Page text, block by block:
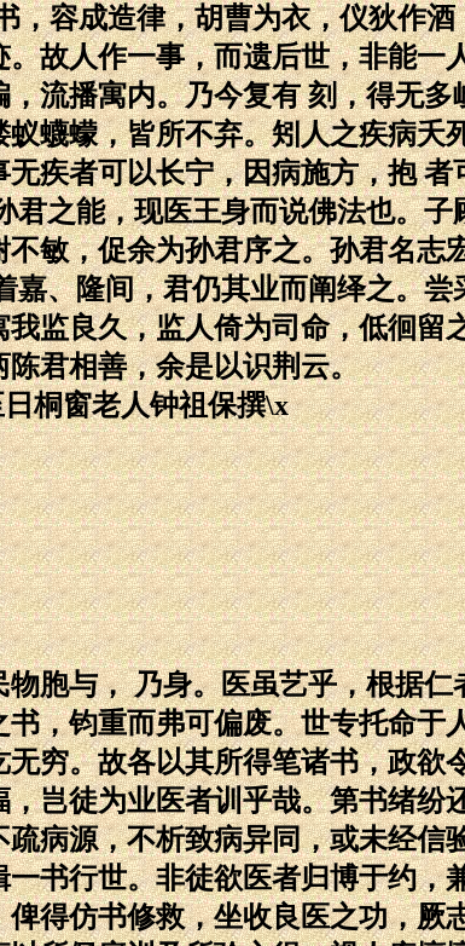
，容成造律，胡曹为衣，仪狄作
故人作一事，而遗后世，非能一
流播寓内。乃今复有 刻，得无
蠛蠓，皆所不弃。矧人之疾病夭
疾者可以长宁，因病施方，抱
君之能，现医王身而说佛法也。
不敏，促余为孙君序之。孙君名志
嘉、隆间，君仍其业而阐绎之。
我监良久，监人倚为司命，低徊留
陈君相善，余是以识荆云。
桐窗老人钟祖保撰\x
胞与， 乃身。医虽艺乎，根据
书，钧重而弗可偏废。世专托命
无穷。故各以其所得笔诸书，政欲
，岂徒为业医者训乎哉。第书绪
疏病源，不析致病异同，或未经
一书行世。非徒欲医者归博于约
俾得仿书修救，坐收良医之功，